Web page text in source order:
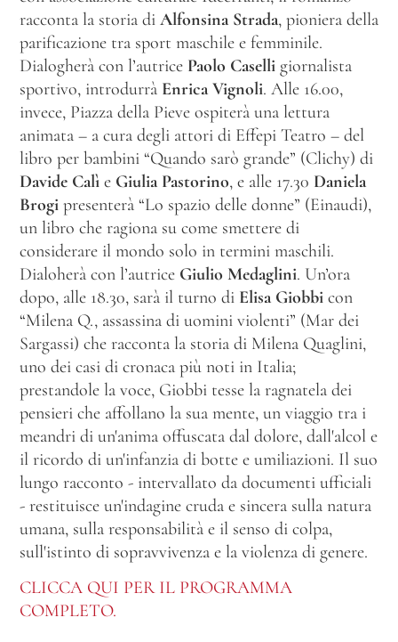
racconta la storia di Alfonsina Strada, pioniera della
parificazione tra sport maschile e femminile.
Dialogherà con l’autrice Paolo Caselli giornalista
sportivo, introdurrà Enrica Vignoli. Alle 16.00,
invece, Piazza della Pieve ospiterà una lettura
animata – a cura degli attori di Effepi Teatro – del
libro per bambini “Quando sarò grande” (Clichy) di
Davide Calì e Giulia Pastorino, e alle 17.30 Daniela
Brogi presenterà “Lo spazio delle donne” (Einaudi),
un libro che ragiona su come smettere di
considerare il mondo solo in termini maschili.
Dialoherà con l’autrice Giulio Medaglini. Un’ora
dopo, alle 18.30, sarà il turno di Elisa Giobbi con
“Milena Q., assassina di uomini violenti” (Mar dei
Sargassi) che racconta la storia di Milena Quaglini,
uno dei casi di cronaca più noti in Italia;
prestandole la voce, Giobbi tesse la ragnatela dei
pensieri che affollano la sua mente, un viaggio tra i
meandri di un'anima offuscata dal dolore, dall'alcol e
il ricordo di un'infanzia di botte e umiliazioni. Il suo
lungo racconto - intervallato da documenti ufficiali
- restituisce un'indagine cruda e sincera sulla natura
umana, sulla responsabilità e il senso di colpa,
sull'istinto di sopravvivenza e la violenza di genere.
CLICCA QUI PER IL PROGRAMMA
COMPLETO.